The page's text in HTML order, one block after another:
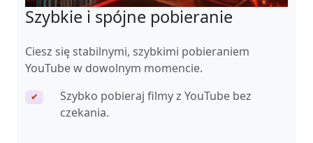
Szybkie i spójne pobieranie
Ciesz się stabilnymi, szybkimi pobieraniem
YouTube w dowolnym momencie.
✔
Szybko pobieraj filmy z YouTube bez
czekania.